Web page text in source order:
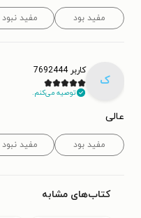
مفید بود مفید نبود
ک
کاربر 7692444
توصیه می‌کنم.
عالی
مفید بود مفید نبود
کتاب‌های مشابه